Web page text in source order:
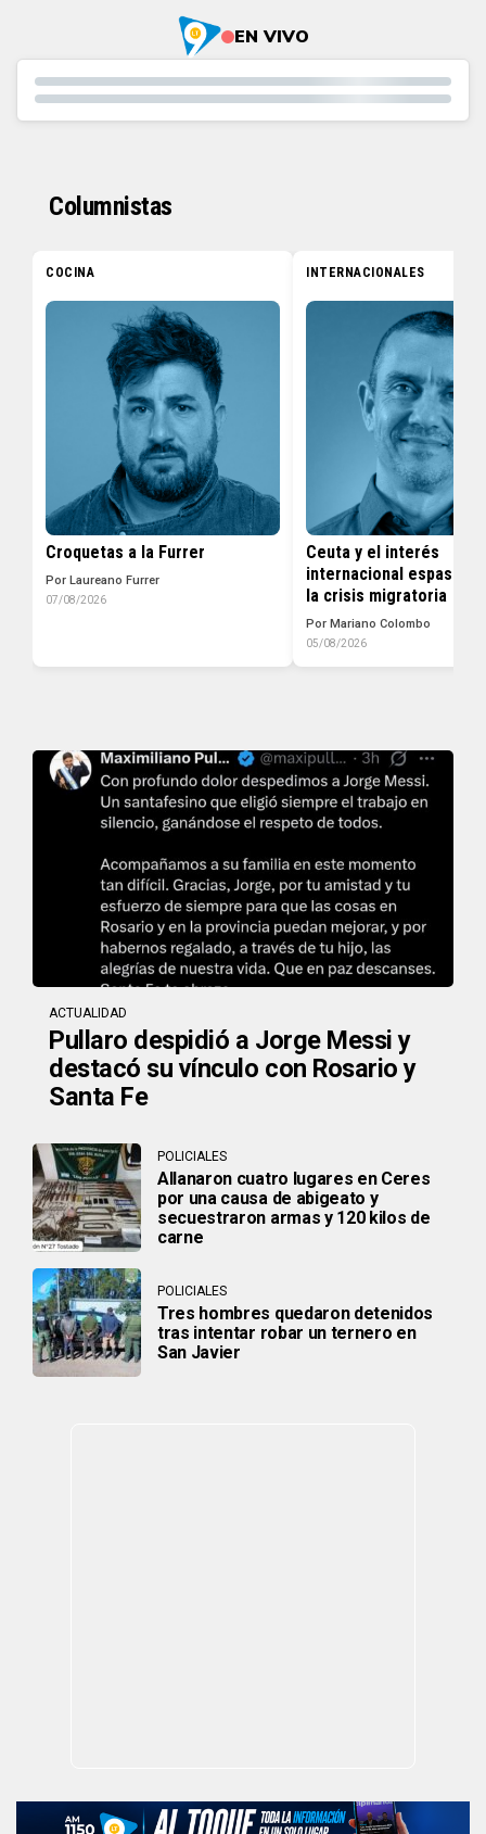
EN VIVO
Columnistas
COCINA
Croquetas a la Furrer
Por Laureano Furrer
07/08/2026
INTERNACIONALES
Ceuta y el interés
internacional
la crisis migratoria
Por Mariano Colombo
05/08/2026
ACTUALIDAD
Pullaro despidió a Jorge Messi y
destacó su vínculo con Rosario y
Santa Fe
POLICIALES
Allanaron cuatro lugares en Ceres
por una causa de abigeato y
secuestraron armas y 120 kilos de
carne
POLICIALES
Tres hombres quedaron detenidos
tras intentar robar un ternero en
San Javier